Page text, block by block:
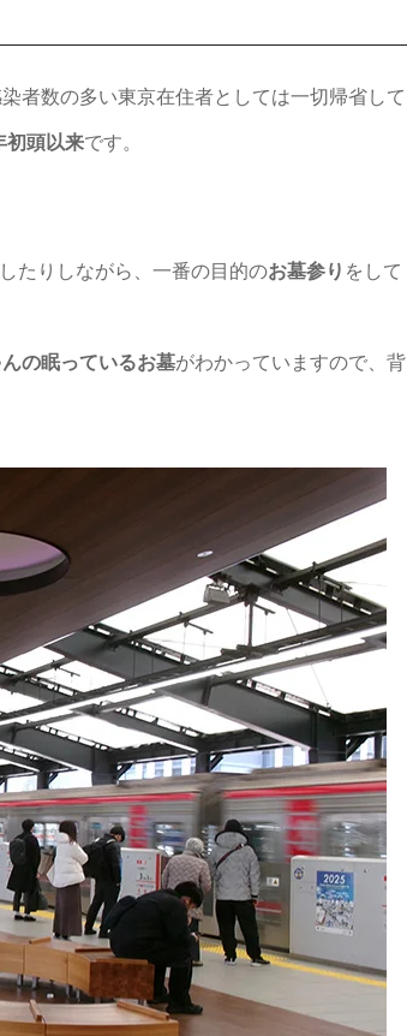
者数の多い東京在住者としては一切帰省して
初頭以来です。
たりしながら、一番の目的のお墓参り をして
の眠っているお墓がわかっていますので、背